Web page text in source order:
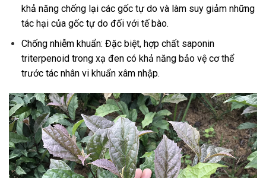
khả năng chống lại các gốc tự do và làm suy giảm những
tác hại của gốc tự do đối với tế bào.
Chống nhiễm khuẩn: Đặc biệt, hợp chất saponin
triterpenoid trong xạ đen có khả năng bảo vệ cơ thể
trước tác nhân vi khuẩn xâm nhập.